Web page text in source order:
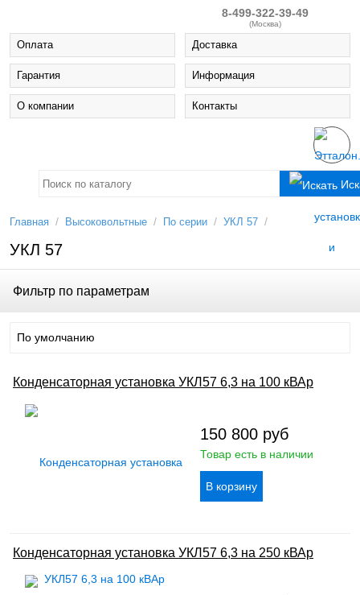
8-499-322-39-49
(Москва)
Оплата Доставка
Гарантия Информация
О компании Контакты
Главная / Высоковольтные / По серии / УКЛ 57 /
УКЛ 57
Фильтр по параметрам
По умолчанию
Конденсаторная установка УКЛ57 6,3 на 100 кВАр
150 800 руб
Товар есть в наличии
Конденсаторная установка УКЛ57 6,3 на 250 кВАр